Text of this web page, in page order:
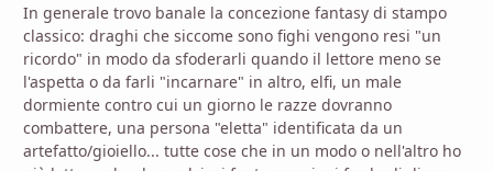
In generale trovo banale la concezione fantasy di stampo
classico: draghi che siccome sono fighi vengono resi "un
ricordo" in modo da sfoderarli quando il lettore meno se
l'aspetta o da farli "incarnare" in altro, elfi, un male
dormiente contro cui un giorno le razze dovranno
combattere, una persona "eletta" identificata da un
artefatto/gioiello... tutte cose che in un modo o nell'altro ho